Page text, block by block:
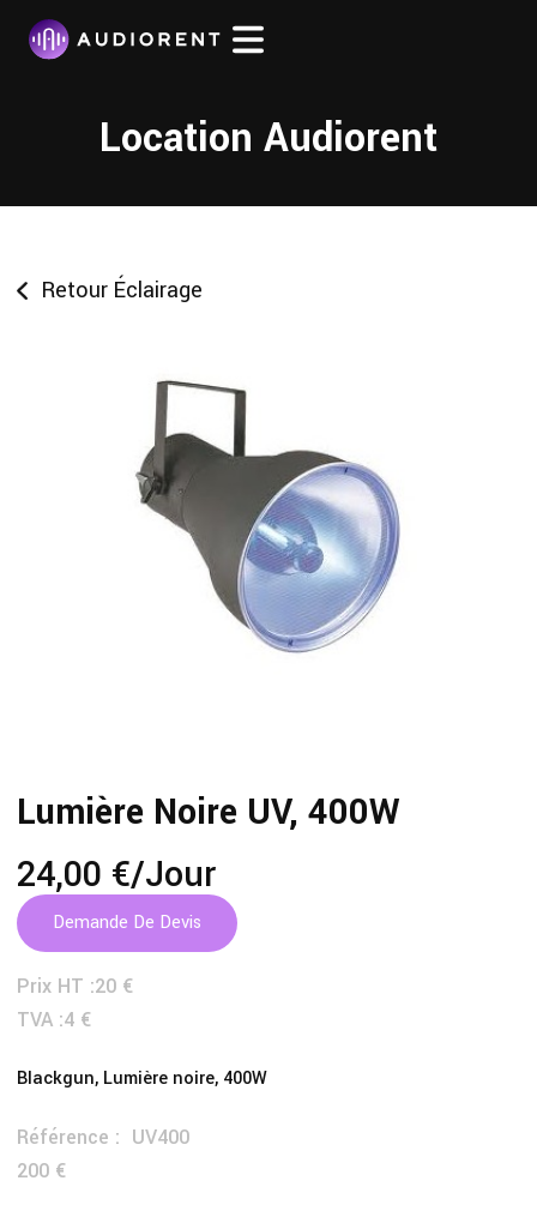
Location Audiorent
Retour Éclairage
Lumière Noire UV, 400W
24,00 €/jour
Demande De Devis
Prix HT :20 €
TVA :4 €
Blackgun, Lumière noire, 400W
Référence : UV400
200 €